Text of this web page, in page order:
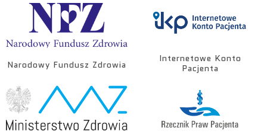
Narodowy Fundusz Zdrowia
Internetowe Konto
Pacjenta